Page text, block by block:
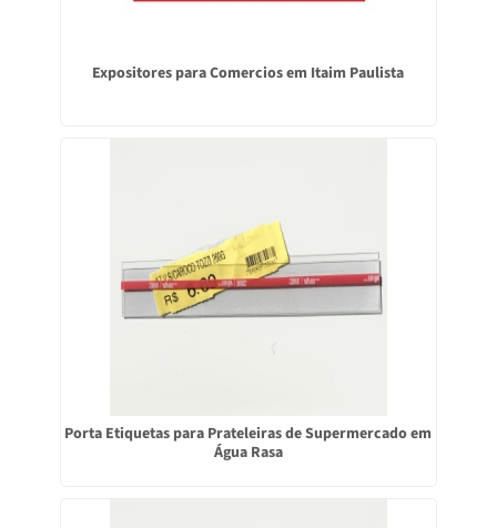
Expositores para Comercios em Itaim Paulista
Porta Etiquetas para Prateleiras de Supermercado em
Água Rasa